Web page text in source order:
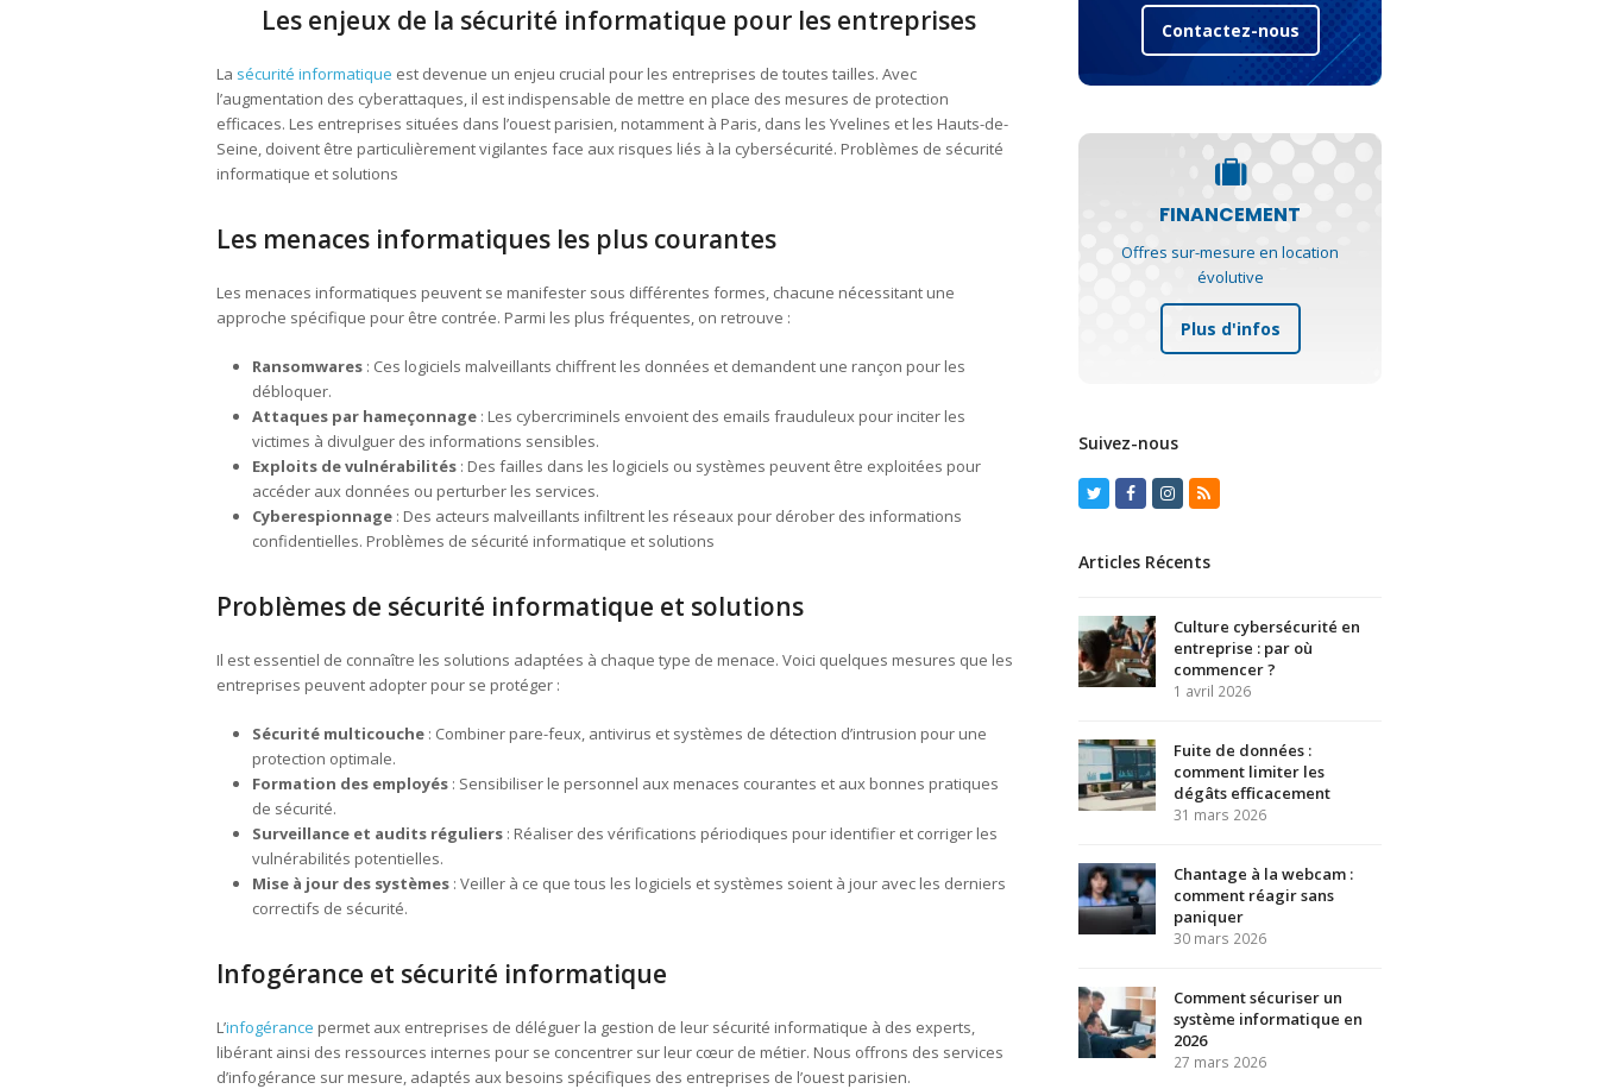
Les enjeux de la sécurité informatique pour les entreprises
La sécurité informatique est devenue un enjeu crucial pour les entreprises de toutes tailles. Avec
l’augmentation des cyberattaques, il est indispensable de mettre en place des mesures de protection
efficaces. Les entreprises situées dans l’ouest parisien, notamment à Paris, dans les Yvelines et les Hauts-de-
Seine, doivent être particulièrement vigilantes face aux risques liés à la cybersécurité. Problèmes de sécurité
informatique et solutions
Les menaces informatiques les plus courantes
Les menaces informatiques peuvent se manifester sous différentes formes, chacune nécessitant une
approche spécifique pour être contrée. Parmi les plus fréquentes, on retrouve :
Ransomwares : Ces logiciels malveillants chiffrent les données et demandent une rançon pour les
débloquer.
Attaques par hameçonnage : Les cybercriminels envoient des emails frauduleux pour inciter les
victimes à divulguer des informations sensibles.
Exploits de vulnérabilités : Des failles dans les logiciels ou systèmes peuvent être exploitées pour
accéder aux données ou perturber les services.
Cyberespionnage : Des acteurs malveillants infiltrent les réseaux pour dérober des informations
confidentielles. Problèmes de sécurité informatique et solutions
Problèmes de sécurité informatique et solutions
Il est essentiel de connaître les solutions adaptées à chaque type de menace. Voici quelques mesures que les
entreprises peuvent adopter pour se protéger :
Sécurité multicouche : Combiner pare-feux, antivirus et systèmes de détection d’intrusion pour une
protection optimale.
Formation des employés : Sensibiliser le personnel aux menaces courantes et aux bonnes pratiques
de sécurité.
Surveillance et audits réguliers : Réaliser des vérifications périodiques pour identifier et corriger les
vulnérabilités potentielles.
Mise à jour des systèmes : Veiller à ce que tous les logiciels et systèmes soient à jour avec les derniers
correctifs de sécurité.
Infogérance et sécurité informatique
L’infogérance permet aux entreprises de déléguer la gestion de leur sécurité informatique à des experts,
libérant ainsi des ressources internes pour se concentrer sur leur cœur de métier. Nous offrons des services
d’infogérance sur mesure, adaptés aux besoins spécifiques des entreprises de l’ouest parisien.
Contactez-nous
FINANCEMENT
Offres sur-mesure en location
évolutive
Plus d'infos
Suivez-nous
TwitterFacebook
Instagram
RSS
Articles Récents
Culture cybersécurité en
entreprise : par où
commencer ?
1 avril 2026
Fuite de données :
comment limiter les
dégâts efficacement
31 mars 2026
Chantage à la webcam :
comment réagir sans
paniquer
30 mars 2026
Comment sécuriser un
système informatique en
2026
27 mars 2026